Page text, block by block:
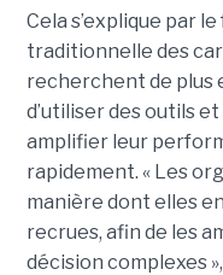
Cela s’explique par
traditionnelle des
recherchent de plus
d’utiliser des outils
amplifier leur
rapidement. « Les
manière dont elles
recrues, afin de les
décision complexes